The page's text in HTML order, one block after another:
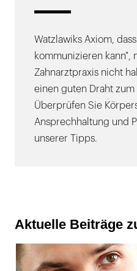
Watzlawiks Axiom,
kommunizieren kann",
Zahnarztpraxis nicht
einen guten Draht zum
Überprüfen Sie
Ansprechhaltung und
unserer Tipps.
Aktuelle Beiträge